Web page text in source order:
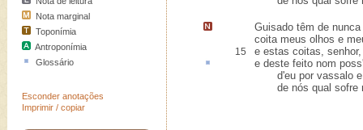
Nota marginal
Toponímia
Antroponímia
Glossário
Esconder anotações
Imprimir / copiar
Guisado têm de nunca
coita meus olhos e
15
e estas coitas,
e deste feito nom
d'eu por vassalo e
de nós qual sofre